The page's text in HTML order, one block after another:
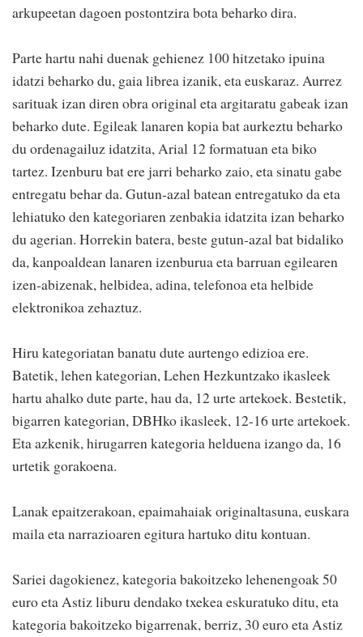
arkupeetan dagoen postontzira bota beharko dira.
Parte hartu nahi duenak gehienez 100 hitzetako ipuina
idatzi beharko du, gaia librea izanik, eta euskaraz. Aurrez
sarituak izan diren obra original eta argitaratu gabeak izan
beharko dute. Egileak lanaren kopia bat aurkeztu beharko
du ordenagailuz idatzita, Arial 12 formatuan eta biko
tartez. Izenburu bat ere jarri beharko zaio, eta sinatu gabe
entregatu behar da. Gutun-azal batean entregatuko da eta
lehiatuko den kategoriaren zenbakia idatzita izan beharko
du agerian. Horrekin batera, beste gutun-azal bat bidaliko
da, kanpoaldean lanaren izenburua eta barruan egilearen
izen-abizenak, helbidea, adina, telefonoa eta helbide
elektronikoa zehaztuz.
Hiru kategoriatan banatu dute aurtengo edizioa ere.
Batetik, lehen kategorian, Lehen Hezkuntzako ikasleek
hartu ahalko dute parte, hau da, 12 urte artekoek. Bestetik,
bigarren kategorian, DBHko ikasleek, 12-16 urte artekoek.
Eta azkenik, hirugarren kategoria helduena izango da, 16
urtetik gorakoena.
Lanak epaitzerakoan, epaimahaiak originaltasuna, euskara
maila eta narrazioaren egitura hartuko ditu kontuan.
Sariei dagokienez, kategoria bakoitzeko lehenengoak 50
euro eta Astiz liburu dendako txekea eskuratuko ditu, eta
kategoria bakoitzeko bigarrenak, berriz, 30 euro eta Astiz